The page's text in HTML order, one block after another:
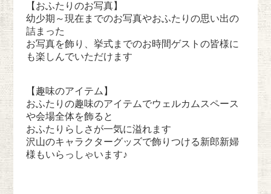
【おふたりのお写真】
幼少期～現在までのお写真やおふたりの思い出の
詰まった
お写真を飾り、挙式までのお時間ゲストの皆様に
も楽しんでいただけます
【趣味のアイテム】
おふたりの趣味のアイテムでウェルカムスペース
や会場全体を飾ると
おふたりらしさが一気に溢れます
沢山のキャラクターグッズで飾りつける新郎新婦
様もいらっしゃいます♪